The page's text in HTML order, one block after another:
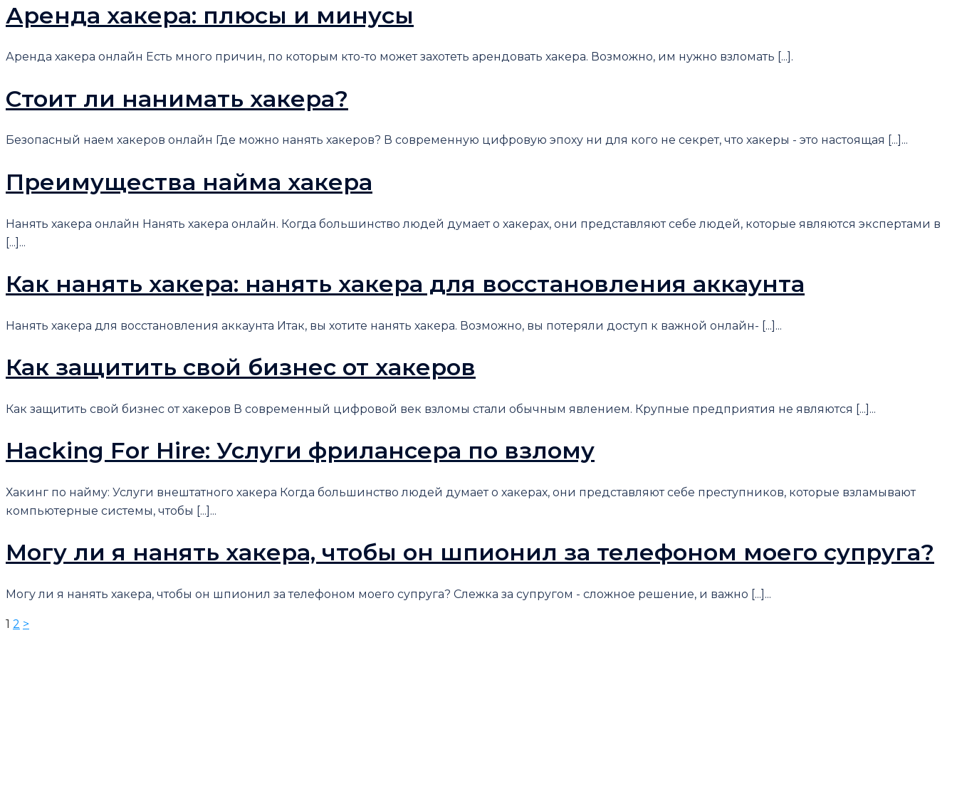
Аренда хакера: плюсы и минусы
Аренда хакера онлайн Есть много причин, по которым кто-то может захотеть арендовать хакера. Возможно, им нужно взломать [...].
Стоит ли нанимать хакера?
Безопасный наем хакеров онлайн Где можно нанять хакеров? В современную цифровую эпоху ни для кого не секрет, что хакеры - это настоящая [...]...
Преимущества найма хакера
Нанять хакера онлайн Нанять хакера онлайн. Когда большинство людей думает о хакерах, они представляют себе людей, которые являются экспертами в
[...]...
Как нанять хакера: нанять хакера для восстановления аккаунта
Нанять хакера для восстановления аккаунта Итак, вы хотите нанять хакера. Возможно, вы потеряли доступ к важной онлайн- [...]...
Как защитить свой бизнес от хакеров
Как защитить свой бизнес от хакеров В современный цифровой век взломы стали обычным явлением. Крупные предприятия не являются [...]...
Hacking For Hire: Услуги фрилансера по взлому
Хакинг по найму: Услуги внештатного хакера Когда большинство людей думает о хакерах, они представляют себе преступников, которые взламывают
компьютерные системы, чтобы [...]...
Могу ли я нанять хакера, чтобы он шпионил за телефоном моего супруга?
Могу ли я нанять хакера, чтобы он шпионил за телефоном моего супруга? Слежка за супругом - сложное решение, и важно [...]...
Пагинация
1 2 >